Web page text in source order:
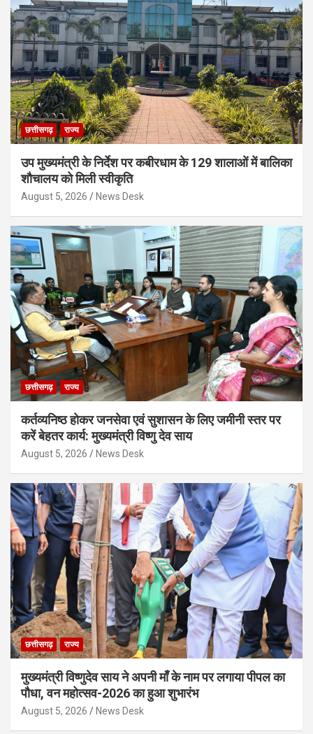
छत्तीसगढ़ राज्य
उप मुख्यमंत्री के निर्देश पर कबीरधाम के 129 शालाओं में बालिका
शौचालय को मिली स्वीकृति
August 5, 2026 News Desk
छत्तीसगढ़ राज्य
कर्तव्यनिष्ठ होकर जनसेवा एवं सुशासन के लिए जमीनी स्तर पर
करें बेहतर कार्य: मुख्यमंत्री विष्णु देव साय
August 5, 2026 News Desk
छत्तीसगढ़ राज्य
मुख्यमंत्री विष्णुदेव साय ने अपनी माँ के नाम पर लगाया पीपल का
पौधा, वन महोत्सव-2026 का हुआ शुभारंभ
August 5, 2026 News Desk